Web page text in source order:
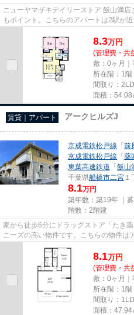
ニューヤマザキデイリーストア 飯山満
もポイント。こちらのアパートは2駅が
パートです。こちらの物件は、...
8.3万円
(管理費・共
敷：0ヶ月
所在階：1階
間取り：
面積：54.08
賃貸｜アパート アークヒルズJ
京成電鉄松戸線 「前
京成電鉄松戸線 「薬
東葉高速鉄道 「飯山
千葉県船橋市二宮 １
8.1万円
築年数：築19年 ｜募
階数：2階建
家から徒歩6分にドラッグストア「たき
ニーズの高い物件です。こちらの物件は
通勤しやすいです。当社スタッ...
8.1万円
(管理費・共
敷：0ヶ月｜
所在階：1階
間取り：
面積：47.94